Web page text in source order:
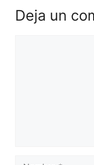
Deja un